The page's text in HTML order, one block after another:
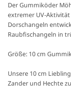
Der Gummiköder
extremer UV-
Dorschangeln
Raubfischangeln in
Größe: 10 cm
Unsere 10 cm
Zander und Hechte